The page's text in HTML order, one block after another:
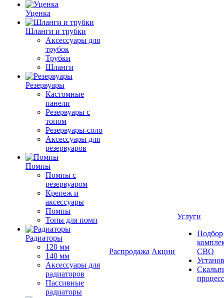
Уценка
Шланги и трубки
Аксессуары для
трубок
Трубки
Шланги
Резервуары
Кастомные
панели
Резервуары с
топом
Резервуары-соло
Аксессуары для
резервуаров
Помпы
Помпы с
резервуаром
Крепеж и
аксессуары
Помпы
Топы для помп
Радиаторы
120 мм
140 мм
Аксессуары для
радиаторов
Пассивные
радиаторы
Распродажа Акции
Услуги
Подбор
СВО